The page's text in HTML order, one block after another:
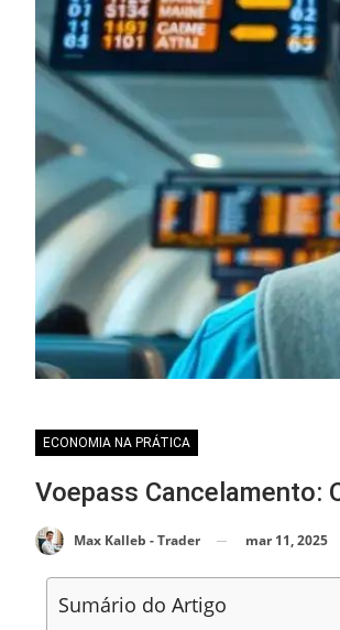
ECONOMIA NA PRÁTICA
Voepass Cancelamento:
Max Kalleb - Trader mar 11, 2025
Sumário do Artigo